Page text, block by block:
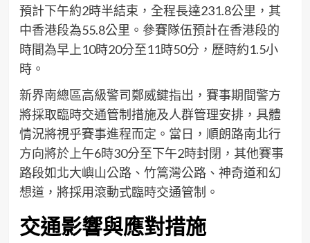
預計下午約2時半結束，全程長達231.8公里，其
中香港段為55.8公里。參賽隊伍預計在香港段的
時間為早上10時20分至11時50分，歷時約1.5小
時。
新界南總區高級警司鄭威鍵指出，賽事期間警方
將採取臨時交通管制措施及人群管理安排，具體
情況將視乎賽事進程而定。當日，順朗路南北行
方向將於上午6時30分至下午2時封閉，其他賽事
路段如北大嶼山公路、竹篙灣公路、神奇道和幻
想道，將採用滾動式臨時交通管制。
交通影響與應對措施